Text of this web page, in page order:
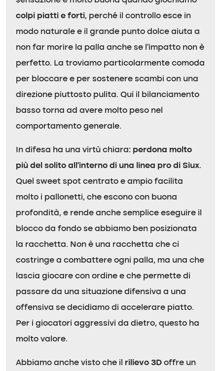
colpi piatti e forti, perché il controllo esce in
modo naturale e il grande punto dolce aiuta a
non far morire la palla anche se l’impatto non è
perfetto. La troviamo particolarmente comoda
per bloccare e per sostenere scambi con una
direzione piuttosto pulita. Qui il bilanciamento
basso torna ad avere molto peso nel
comportamento generale.
In difesa ha una virtù chiara: perdona molto
più del solito all’interno di una linea pro di Siux.
Quel sweet spot centrato e ampio facilita
molto i pallonetti, che escono con buona
profondità, e rende anche semplice eseguire il
blocco da fondo se abbiamo ben posizionata
la racchetta. Non è una racchetta che ci
costringe a combattere ogni palla, ma una che
lascia giocare con ordine e che permette di
passare da una situazione difensiva a una
offensiva se decidiamo di accelerare piatto.
Per i giocatori aggressivi da dietro, questo ha
molto valore.
Abbiamo anche visto che il rilievo 3D offre un